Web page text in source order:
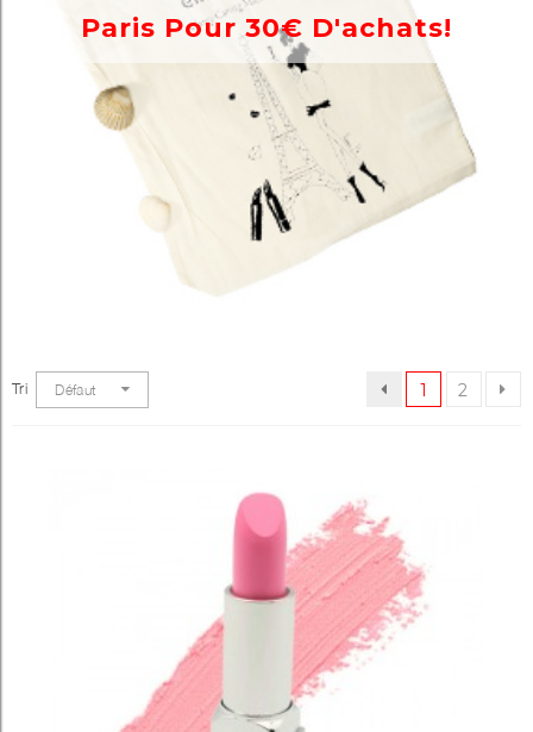
Paris Pour 30€ D'achats!
Tri Défaut 1 2